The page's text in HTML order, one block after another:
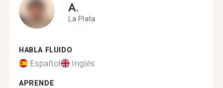
A.
La Plata
HABLA FLUIDO
Español Inglés
APRENDE